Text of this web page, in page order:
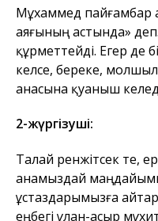
Мұхаммед пайғамбар
аяғының астында»
құрметтейді. Егер де
келсе, береке,
анасына қуаныш
2-жүргізуші:
Талай ренжітсек те,
анамыздай
ұстаздарымызға
еңбегі ұлан-асыр